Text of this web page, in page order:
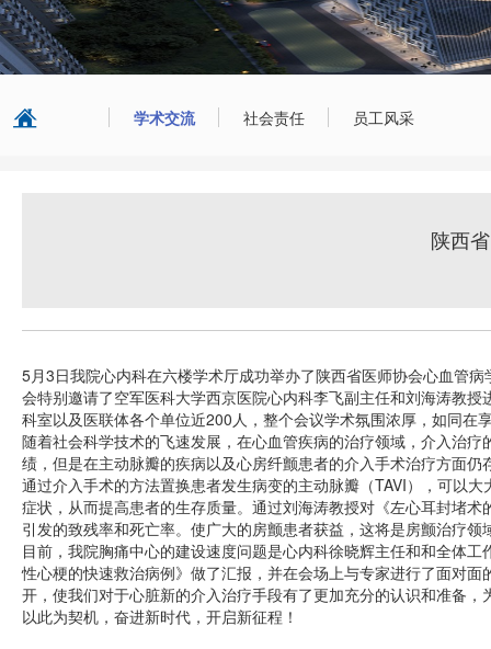
学术交流 社会责任 员工风采
陕西
5月3日我院心内科在六楼学术厅成功举办了陕西省医师协会心血管
会特别邀请了空军医科大学西京医院心内科李飞副主任和刘海涛教
科室以及医联体各个单位近200人，整个会议学术氛围浓厚，如同在
随着社会科学技术的飞速发展，在心血管疾病的治疗领域，介入治
绩，但是在主动脉瓣的疾病以及心房纤颤患者的介入手术治疗方面
通过介入手术的方法置换患者发生病变的主动脉瓣（TAVI），可以
症状，从而提高患者的生存质量。通过刘海涛教授对《左心耳封堵
引发的致残率和死亡率。使广大的房颤患者获益，这将是房颤治疗领
目前，我院胸痛中心的建设速度问题是心内科徐晓辉主任和和全体
性心梗的快速救治病例》做了汇报，并在会场上与专家进行了面对
开，使我们对于心脏新的介入治疗手段有了更加充分的认识和准备
以此为契机，奋进新时代，开启新征程！